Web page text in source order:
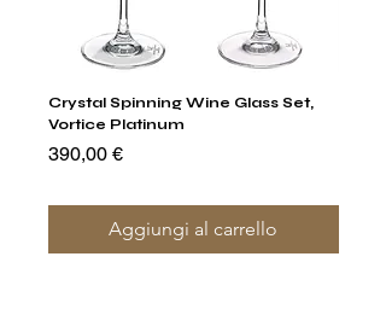
Crystal Spinning Wine Glass Set,
Vortice Platinum
Prezzo
390,00 €
Aggiungi al carrello